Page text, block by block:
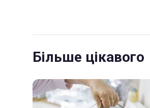
Більше цікавого